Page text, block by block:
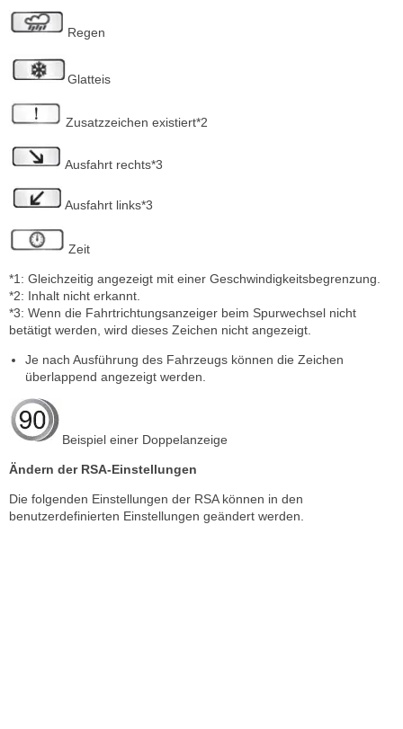
Regen
Glatteis
Zusatzzeichen existiert*2
Ausfahrt rechts*3
Ausfahrt links*3
Zeit
*1: Gleichzeitig angezeigt mit einer Geschwindigkeitsbegrenzung.
*2: Inhalt nicht erkannt.
*3: Wenn die Fahrtrichtungsanzeiger beim Spurwechsel nicht
betätigt werden, wird dieses Zeichen nicht angezeigt.
Je nach Ausführung des Fahrzeugs können die Zeichen
überlappend angezeigt werden.
Beispiel einer Doppelanzeige
Ändern der RSA-Einstellungen
Die folgenden Einstellungen der RSA können in den
benutzerdefinierten Einstellungen geändert werden.